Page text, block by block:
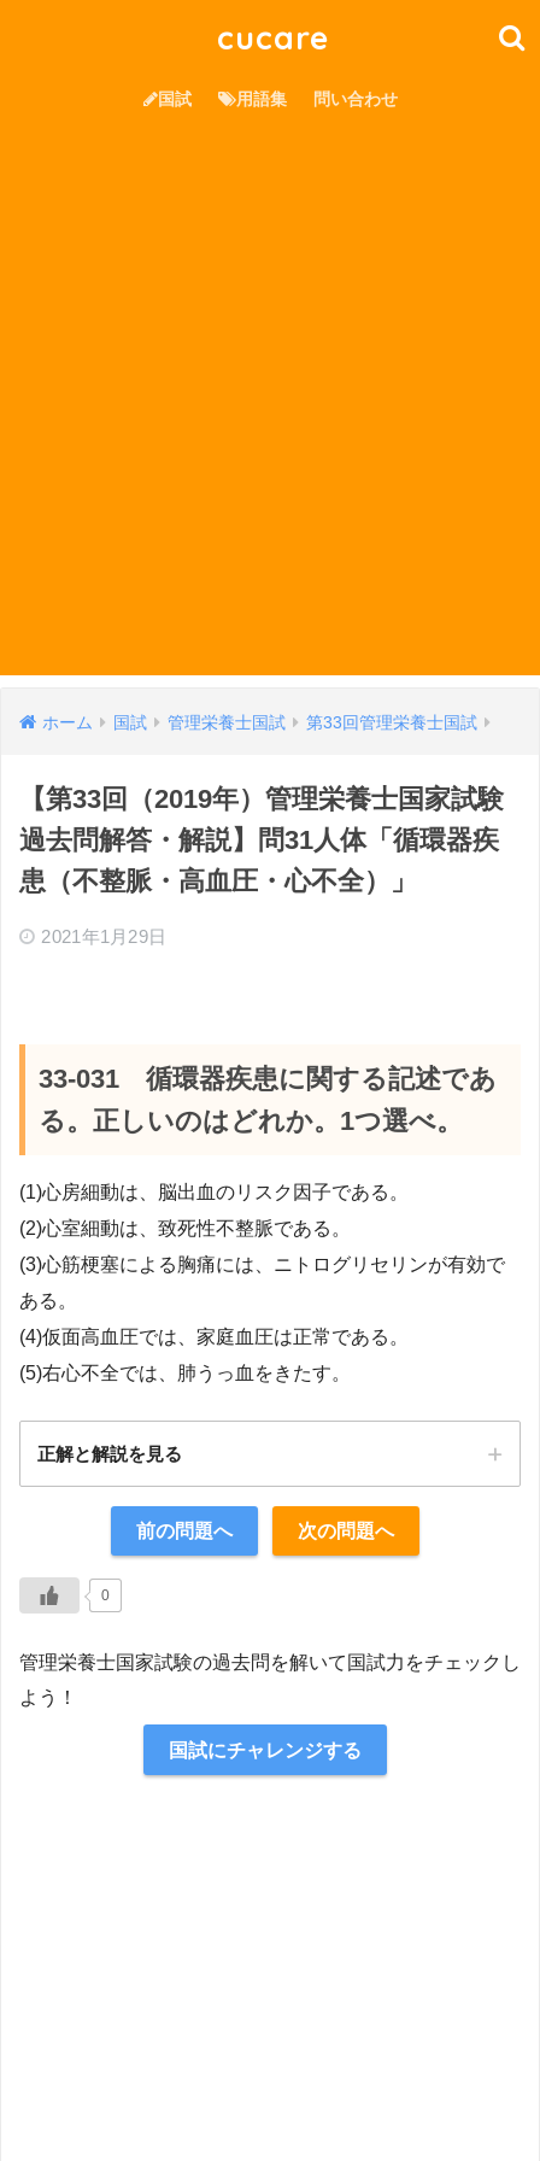
cucare
国試 用語集 問い合わせ
ホーム 国試 管理栄養士国試 第33回管理栄養士国試
【第33回（2019年）管理栄養士国家試験
過去問解答・解説】問31人体「循環器疾
患（不整脈・高血圧・心不全）」
2021年1月29日
33-031 循環器疾患に関する記述であ
る。正しいのはどれか。1つ選べ。
(1)心房細動は、脳出血のリスク因子である。
(2)心室細動は、致死性不整脈である。
(3)心筋梗塞による胸痛には、ニトログリセリンが有効で
ある。
(4)仮面高血圧では、家庭血圧は正常である。
(5)右心不全では、肺うっ血をきたす。
正解と解説を見る
前の問題へ 次の問題へ
0
管理栄養士国家試験の過去問を解いて国試力をチェックし
よう！
国試にチャレンジする